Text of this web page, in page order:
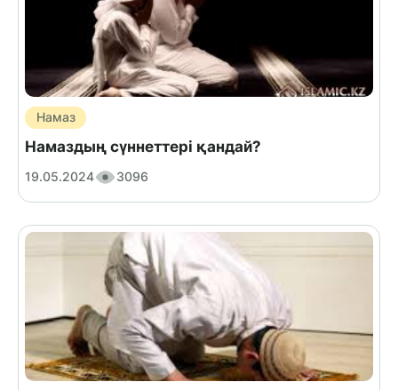
Намаз
Намаздың сүннеттері қандай?
19.05.2024 3096